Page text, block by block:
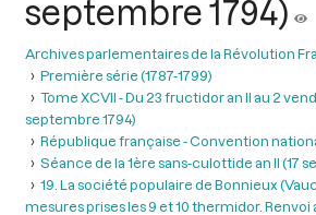
septembre 1794)
Archives parlementaires de la Révolution
Première série (1787-1799)
Tome XCVII - Du 23 fructidor an II au 2
septembre 1794)
République française - Convention
Séance de la 1ère sans-culottide an II (17
19. La société populaire de Bonnieux
mesures prises les 9 et 10 thermidor.